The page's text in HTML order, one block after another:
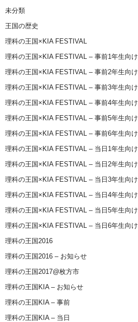
未分類
王国の歴史
理科の王国×KIA FESTIVAL
理科の王国×KIA FESTIVAL – 事前1年生向け
理科の王国×KIA FESTIVAL – 事前2年生向け
理科の王国×KIA FESTIVAL – 事前3年生向け
理科の王国×KIA FESTIVAL – 事前4年生向け
理科の王国×KIA FESTIVAL – 事前5年生向け
理科の王国×KIA FESTIVAL – 事前6年生向け
理科の王国×KIA FESTIVAL – 当日1年生向け
理科の王国×KIA FESTIVAL – 当日2年生向け
理科の王国×KIA FESTIVAL – 当日3年生向け
理科の王国×KIA FESTIVAL – 当日4年生向け
理科の王国×KIA FESTIVAL – 当日5年生向け
理科の王国×KIA FESTIVAL – 当日6年生向け
理科の王国2016
理科の王国2016 – お知らせ
理科の王国2017@枚方市
理科の王国KIA – お知らせ
理科の王国KIA – 事前
理科の王国KIA – 当日